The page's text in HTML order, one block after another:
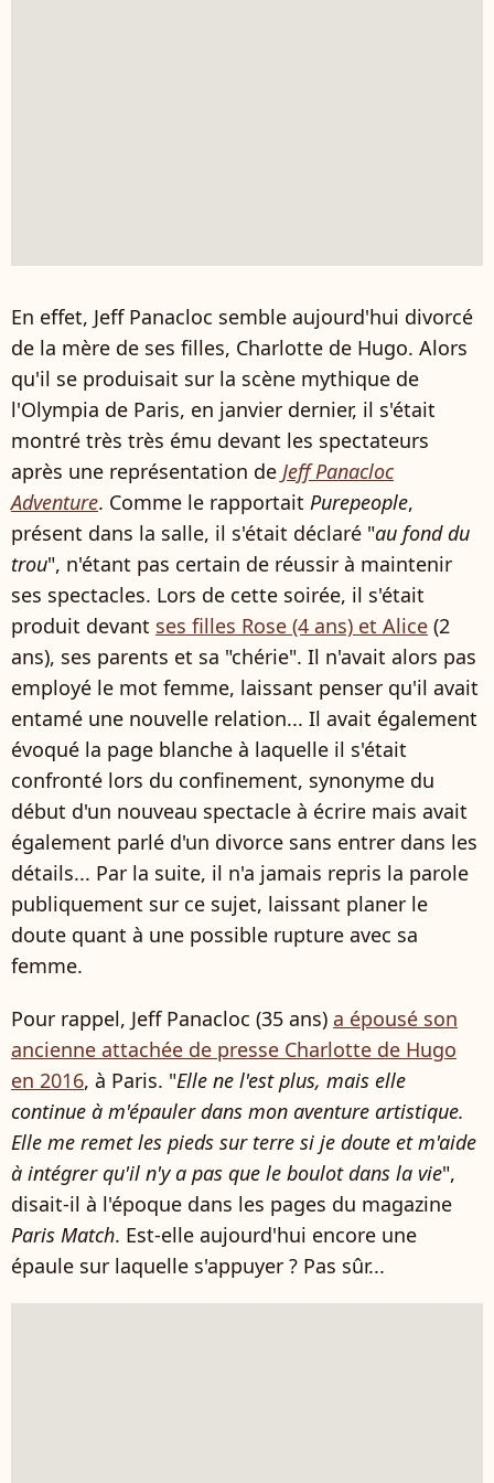
En effet, Jeff Panacloc semble aujourd'hui divorcé
de la mère de ses filles, Charlotte de Hugo. Alors
qu'il se produisait sur la scène mythique de
l'Olympia de Paris, en janvier dernier, il s'était
montré très très ému devant les spectateurs
après une représentation de Jeff Panacloc
Adventure. Comme le rapportait Purepeople,
présent dans la salle, il s'était déclaré "au fond du
trou", n'étant pas certain de réussir à maintenir
ses spectacles. Lors de cette soirée, il s'était
produit devant ses filles Rose (4 ans) et Alice (2
ans), ses parents et sa "chérie". Il n'avait alors pas
employé le mot femme, laissant penser qu'il avait
entamé une nouvelle relation... Il avait également
évoqué la page blanche à laquelle il s'était
confronté lors du confinement, synonyme du
début d'un nouveau spectacle à écrire mais avait
également parlé d'un divorce sans entrer dans les
détails... Par la suite, il n'a jamais repris la parole
publiquement sur ce sujet, laissant planer le
doute quant à une possible rupture avec sa
femme.
Pour rappel, Jeff Panacloc (35 ans) a épousé son
ancienne attachée de presse Charlotte de Hugo
en 2016, à Paris. "Elle ne l'est plus, mais elle
continue à m'épauler dans mon aventure artistique.
Elle me remet les pieds sur terre si je doute et m'aide
à intégrer qu'il n'y a pas que le boulot dans la vie",
disait-il à l'époque dans les pages du magazine
Paris Match. Est-elle aujourd'hui encore une
épaule sur laquelle s'appuyer ? Pas sûr...